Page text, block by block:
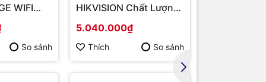
WIFI
So sánh
HIKVISION Chất Lượng
5.040.000₫
Thích So sánh